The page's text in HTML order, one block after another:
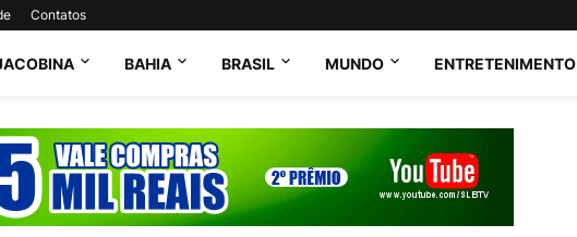
Contatos
BAHIA BRASIL MUNDO ENTRETENIMENTO